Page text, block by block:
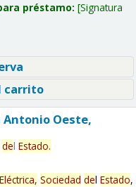
préstamo: Signatura
carrito
Oeste,
del Estado.
Eléctrica, Sociedad del Estado,